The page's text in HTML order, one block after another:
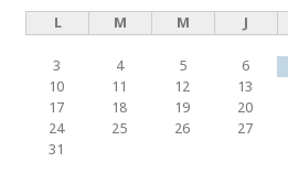
L M M J
3
4 5 6
10
11 12 13
17
18 19 20
24
25 26 27
31